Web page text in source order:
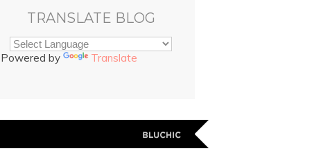
TRANSLATE BLOG
Powered by Translate